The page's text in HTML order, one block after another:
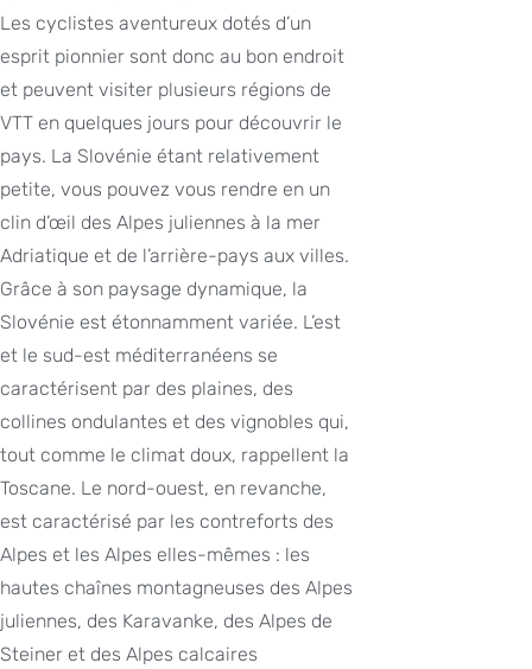
Les cyclistes aventureux dotés d’un
esprit pionnier sont donc au bon endroit
et peuvent visiter plusieurs régions de
VTT en quelques jours pour découvrir le
pays. La Slovénie étant relativement
petite, vous pouvez vous rendre en un
clin d’œil des Alpes juliennes à la mer
Adriatique et de l’arrière-pays aux villes.
Grâce à son paysage dynamique, la
Slovénie est étonnamment variée. L’est
et le sud-est méditerranéens se
caractérisent par des plaines, des
collines ondulantes et des vignobles qui,
tout comme le climat doux, rappellent la
Toscane. Le nord-ouest, en revanche,
est caractérisé par les contreforts des
Alpes et les Alpes elles-mêmes : les
hautes chaînes montagneuses des Alpes
juliennes, des Karavanke, des Alpes de
Steiner et des Alpes calcaires